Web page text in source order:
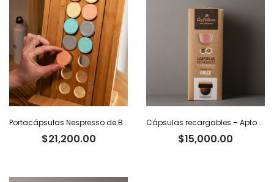
Portacápsulas Nespresso de Bambú
$21,200.00
Cápsulas recargables – Apto Dolce Gusto x 4
$15,000.00